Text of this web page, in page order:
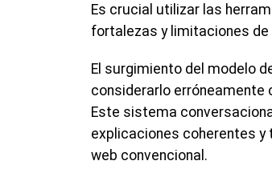
Es crucial utilizar las
fortalezas y limitaciones de
El surgimiento del modelo
considerarlo
Este sistema
explicaciones coherentes
web convencional.